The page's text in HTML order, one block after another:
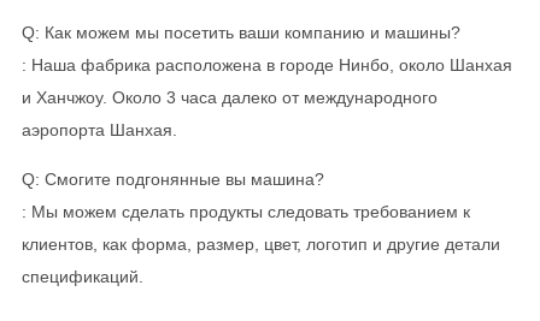
Q: Как можем мы посетить ваши компанию и машины?
: Наша фабрика расположена в городе Нинбо, около Шанхая
и Ханчжоу. Около 3 часа далеко от международного
аэропорта Шанхая.
Q: Смогите подгонянные вы машина?
: Мы можем сделать продукты следовать требованием к
клиентов, как форма, размер, цвет, логотип и другие детали
спецификаций.